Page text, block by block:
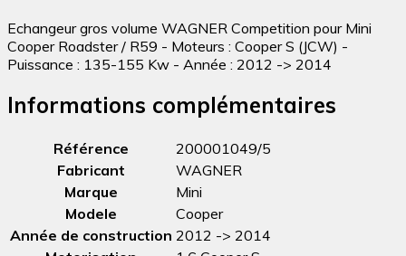
Echangeur gros volume WAGNER Competition pour Mini
Cooper Roadster / R59 - Moteurs : Cooper S (JCW) -
Puissance : 135-155 Kw - Année : 2012 -> 2014
Informations complémentaires
Référence
200001049/5
Fabricant
WAGNER
Marque
Mini
Modele
Cooper
Année de construction 2012 -> 2014